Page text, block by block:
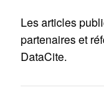
Les articles
partenaires et
DataCite.